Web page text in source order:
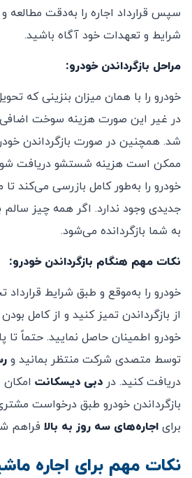
سپس قرارداد اجاره را به‌دقت مطالعه
شرایط و تعهدات خود آگاه باشید.
مراحل بازگرداندن خودرو:
خودرو را با همان میزان بنزینی که
در غیر این صورت هزینه سوخت اضافی
شد. همچنین در صورت بازگرداندن
ممکن است هزینه شستشو دریافت
خودرو را به‌طور کامل بازرسی می‌کند
جدیدی وجود ندارد. اگر همه چیز سالم
به شما بازگردانده می‌شود.
نکات مهم هنگام بازگرداندن خودرو:
خودرو را به‌موقع و طبق شرایط قرارداد
از بازگرداندن تمیز کنید و از کامل
خودرو اطمینان حاصل نمایید. حتماً تا
توسط متصدی شرکت منتظر بمانید و
دریافت کنید. در دبی دیسکانت
بازگرداندن خودرو طبق درخواست
برای اجاره‌های سه روز به بالا فراهم
نکات مهم برای اجاره